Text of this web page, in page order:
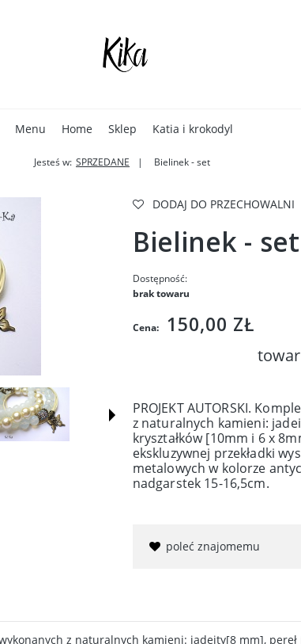
Menu Home Sklep Katia i krokodyl
Jesteś w: SPRZEDANE Bielinek - set
DODAJ DO PRZECHOWALNI
Bielinek - set
Dostępność:
brak towaru
Cena: 150,00 ZŁ
PROJEKT AUTORSKI.
z naturalnych kamieni:
kryształków [10mm i 6 x
ekskluzywnej przekładki
metalowych w kolorze
nadgarstek 15-16,5cm.
poleć znajomemu
z naturalnych kamieni: jadeity[8 mm],